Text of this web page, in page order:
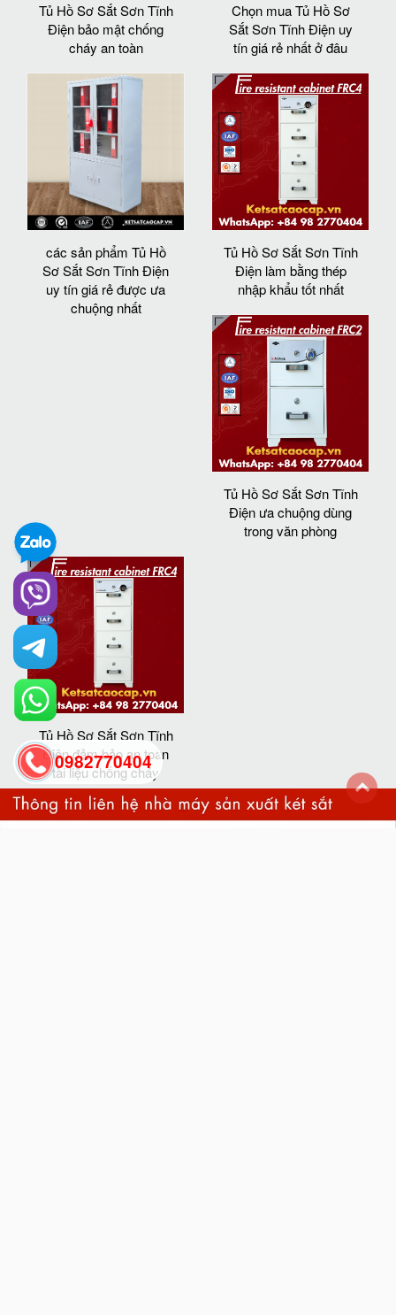
Tủ Hồ Sơ Sắt Sơn Tĩnh
Điện bảo mật chống
cháy an toàn
Chọn mua Tủ Hồ Sơ
Sắt Sơn Tĩnh Điện uy
tín giá rẻ nhất ở đâu
các sản phẩm Tủ Hồ
Sơ Sắt Sơn Tĩnh Điện
uy tín giá rẻ được ưa
chuộng nhất
Tủ Hồ Sơ Sắt Sơn Tĩnh
Điện làm bằng thép
nhập khẩu tốt nhất
Tủ Hồ Sơ Sắt Sơn Tĩnh
Điện ưa chuộng dùng
trong văn phòng
Tủ Hồ Sơ Sắt Sơn Tĩnh
Điện đảm bảo an toàn
tài liệu chống cháy
0982770404
back